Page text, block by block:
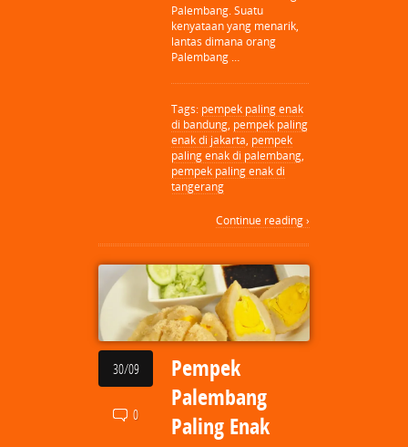
Palembang. Suatu
kenyataan yang menarik,
lantas dimana orang
Palembang …
Tags: pempek paling enak
di bandung, pempek paling
enak di jakarta, pempek
paling enak di palembang,
pempek paling enak di
tangerang
Continue reading ›
30/09
0
Pempek
Palembang
Paling Enak